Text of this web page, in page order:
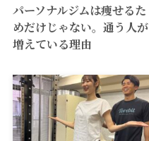
パーソナルジムは痩せるた
めだけじゃない。通う人が
増えている理由